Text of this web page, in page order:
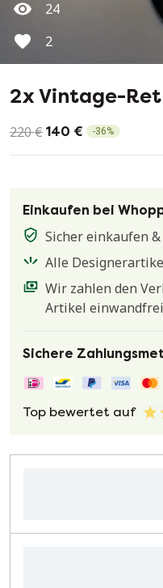
24
2
2x Vintage-
220 € 140 € -36%
Einkaufen bei
Sicher einkaufen
Alle
Wir zahlen den
Artikel
Sichere
Top bewertet auf